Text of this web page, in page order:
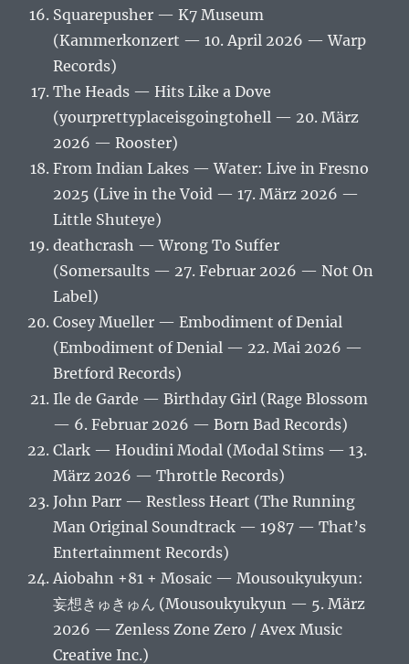
Squarepusher — K7 Museum
(Kammerkonzert — 10. April 2026 — Warp
Records)
The Heads — Hits Like a Dove
(yourprettyplaceisgoingtohell — 20. März
2026 — Rooster)
From Indian Lakes — Water: Live in Fresno
2025 (Live in the Void — 17. März 2026 —
Little Shuteye)
deathcrash — Wrong To Suffer
(Somersaults — 27. Februar 2026 — Not On
Label)
Cosey Mueller — Embodiment of Denial
(Embodiment of Denial — 22. Mai 2026 —
Bretford Records)
Ile de Garde — Birthday Girl (Rage Blossom
— 6. Februar 2026 — Born Bad Records)
Clark — Houdini Modal (Modal Stims — 13.
März 2026 — Throttle Records)
John Parr — Restless Heart (The Running
Man Original Soundtrack — 1987 — That’s
Entertainment Records)
Aiobahn +81 + Mosaic — Mousoukyukyun:
妄想きゅきゅん (Mousoukyukyun — 5. März
2026 — Zenless Zone Zero / Avex Music
Creative Inc.)